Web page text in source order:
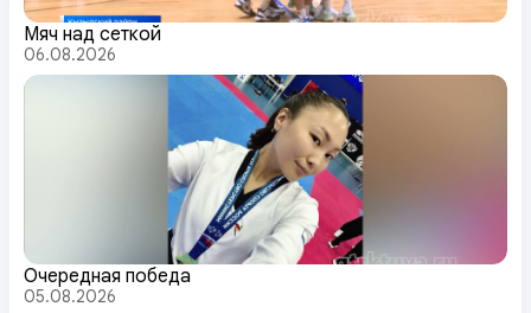
Мяч над сеткой
06.08.2026
Очередная победа
05.08.2026